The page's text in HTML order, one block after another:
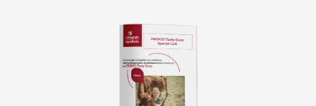
Ingrediënten voor het maken van